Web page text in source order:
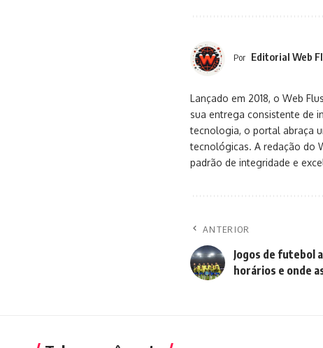
Por Editorial Web
Lançado em 2018, o Web
sua entrega consistente de
tecnologia, o portal abraça
tecnológicas. A redação do
padrão de integridade e
ANTERIOR
Jogos de futebol
horários e onde